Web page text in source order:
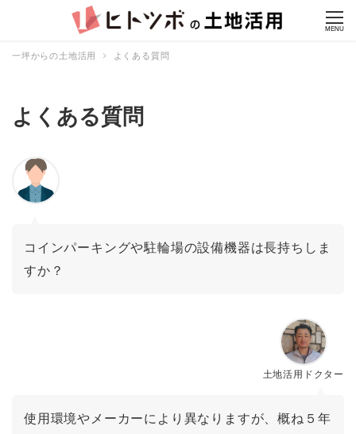
MENU
一坪からの土地活用 よくある質問
よくある質問
コインパーキングや駐輪場の設備機器は長持ちしま
すか？
土地活用ドクター
使用環境やメーカーにより異なりますが、概ね５年